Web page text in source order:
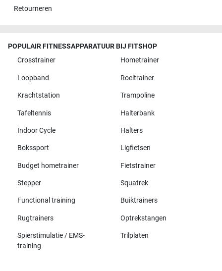
Retourneren
POPULAIR FITNESSAPPARATUUR BIJ FITSHOP
Crosstrainer
Hometrainer
Loopband Roeitrainer
Krachtstation Trampoline
Tafeltennis Halterbank
Indoor Cycle Halters
Bokssport Ligfietsen
Budget hometrainer Fietstrainer
Stepper Squatrek
Functional training Buiktrainers
Rugtrainers Optrekstangen
Spierstimulatie / EMS-
training
Trilplaten